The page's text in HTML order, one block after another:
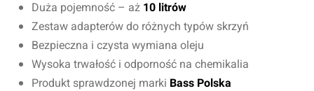
Duża pojemność – aż 10 litrów
Zestaw adapterów do różnych typów skrzyń
Bezpieczna i czysta wymiana oleju
Wysoka trwałość i odporność na chemikalia
Produkt sprawdzonej marki Bass Polska